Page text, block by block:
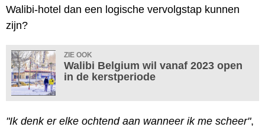
Walibi-hotel dan een logische vervolgstap kunnen
zijn?
ZIE OOK
Walibi Belgium wil vanaf 2023 open
in de kerstperiode
"Ik denk er elke ochtend aan wanneer ik me scheer",